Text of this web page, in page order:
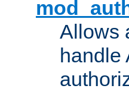
Allows
handle